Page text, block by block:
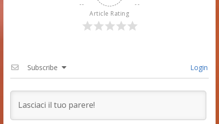
Article Rating
Subscribe Login